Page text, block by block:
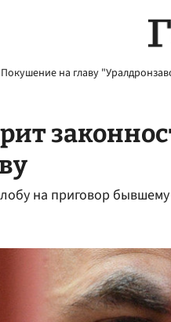
Покушение на главу
на приговор